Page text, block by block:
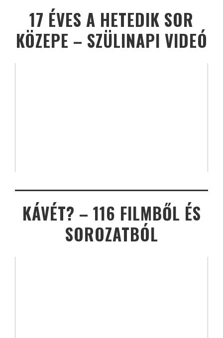
17 ÉVES A HETEDIK SOR
KÖZEPE – SZÜLINAPI VIDEÓ
KÁVÉT? – 116 FILMBŐL ÉS
SOROZATBÓL